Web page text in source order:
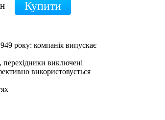
року: компанія випускає
перехідники виключені
використовується